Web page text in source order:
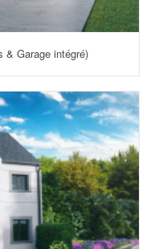
& Garage intégré)